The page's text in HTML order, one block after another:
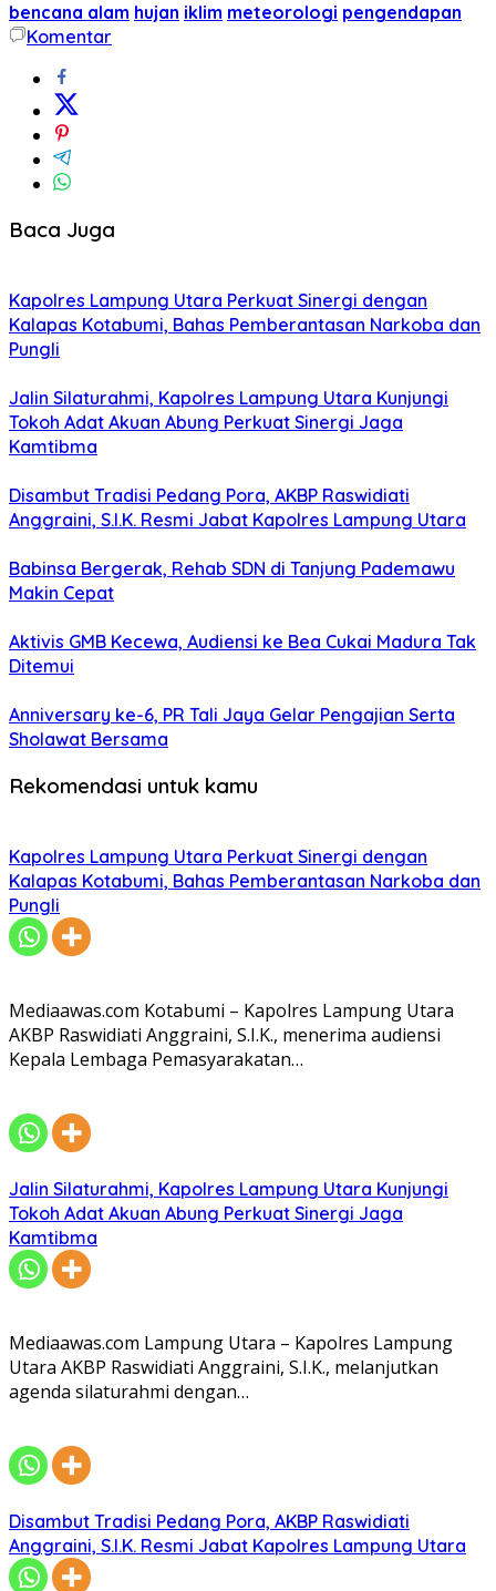
bencana alam hujan iklim meteorologi pengendapan
Komentar
Baca Juga
Kapolres Lampung Utara Perkuat Sinergi dengan
Kalapas Kotabumi, Bahas Pemberantasan Narkoba dan
Pungli
Jalin Silaturahmi, Kapolres Lampung Utara Kunjungi
Tokoh Adat Akuan Abung Perkuat Sinergi Jaga
Kamtibma
Disambut Tradisi Pedang Pora, AKBP Raswidiati
Anggraini, S.I.K. Resmi Jabat Kapolres Lampung Utara
Babinsa Bergerak, Rehab SDN di Tanjung Pademawu
Makin Cepat
Aktivis GMB Kecewa, Audiensi ke Bea Cukai Madura Tak
Ditemui
Anniversary ke-6, PR Tali Jaya Gelar Pengajian Serta
Sholawat Bersama
Rekomendasi untuk kamu
Kapolres Lampung Utara Perkuat Sinergi dengan
Kalapas Kotabumi, Bahas Pemberantasan Narkoba dan
Pungli
Mediaawas.com Kotabumi – Kapolres Lampung Utara
AKBP Raswidiati Anggraini, S.I.K., menerima audiensi
Kepala Lembaga Pemasyarakatan…
Jalin Silaturahmi, Kapolres Lampung Utara Kunjungi
Tokoh Adat Akuan Abung Perkuat Sinergi Jaga
Kamtibma
Mediaawas.com Lampung Utara – Kapolres Lampung
Utara AKBP Raswidiati Anggraini, S.I.K., melanjutkan
agenda silaturahmi dengan…
Disambut Tradisi Pedang Pora, AKBP Raswidiati
Anggraini, S.I.K. Resmi Jabat Kapolres Lampung Utara